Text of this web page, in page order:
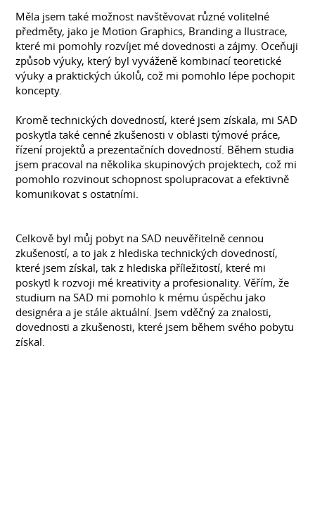
Měla jsem také možnost navštěvovat různé volitelné
předměty, jako je Motion Graphics, Branding a Ilustrace,
které mi pomohly rozvíjet mé dovednosti a zájmy. Oceňuji
způsob výuky, který byl vyváženě kombinací teoretické
výuky a praktických úkolů, což mi pomohlo lépe pochopit
koncepty.
Kromě technických dovedností, které jsem získala, mi SAD
poskytla také cenné zkušenosti v oblasti týmové práce,
řízení projektů a prezentačních dovedností. Během studia
jsem pracoval na několika skupinových projektech, což mi
pomohlo rozvinout schopnost spolupracovat a efektivně
komunikovat s ostatními.
Celkově byl můj pobyt na SAD neuvěřitelně cennou
zkušeností, a to jak z hlediska technických dovedností,
které jsem získal, tak z hlediska příležitostí, které mi
poskytl k rozvoji mé kreativity a profesionality. Věřím, že
studium na SAD mi pomohlo k mému úspěchu jako
designéra a je stále aktuální. Jsem vděčný za znalosti,
dovednosti a zkušenosti, které jsem během svého pobytu
získal.